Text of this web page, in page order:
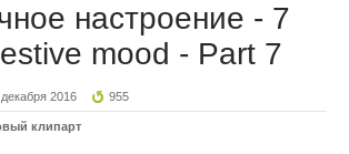
настроение - 7
mood - Part 7
2016 955
клипарт